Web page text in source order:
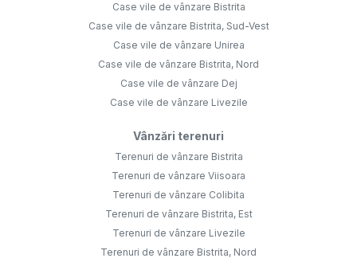
Case vile de vânzare Bistrita
Case vile de vânzare Bistrita, Sud-Vest
Case vile de vânzare Unirea
Case vile de vânzare Bistrita, Nord
Case vile de vânzare Dej
Case vile de vânzare Livezile
Vânzări terenuri
Terenuri de vânzare Bistrita
Terenuri de vânzare Viisoara
Terenuri de vânzare Colibita
Terenuri de vânzare Bistrita, Est
Terenuri de vânzare Livezile
Terenuri de vânzare Bistrita, Nord